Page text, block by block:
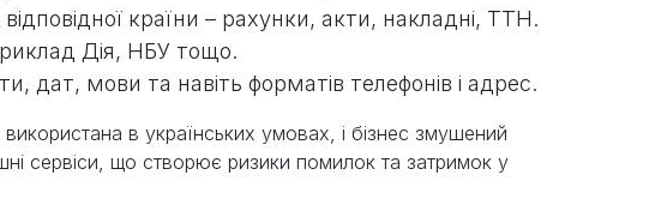
країни – рахунки, акти, накладні, ТТН.
Дія, НБУ тощо.
дат, мови та навіть форматів телефонів і адрес.
в українських умовах, і бізнес змушений
сервіси, що створює ризики помилок та затримок у